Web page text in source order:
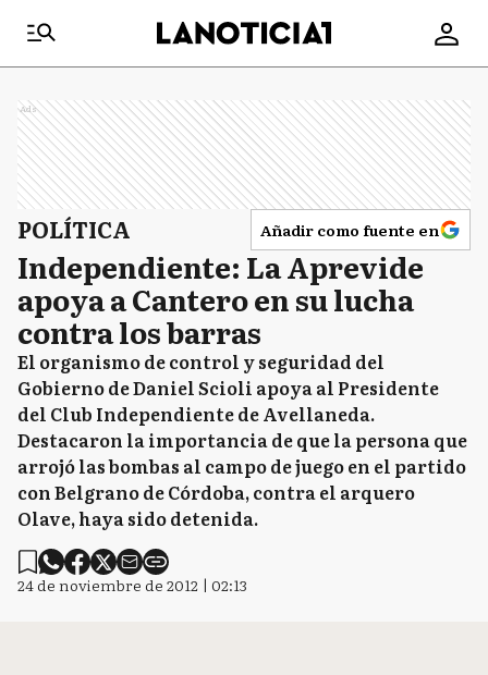
Ads
POLÍTICA Añadir como fuente en
Independiente: La Aprevide
apoya a Cantero en su lucha
contra los barras
El organismo de control y seguridad del
Gobierno de Daniel Scioli apoya al Presidente
del Club Independiente de Avellaneda.
Destacaron la importancia de que la persona que
arrojó las bombas al campo de juego en el partido
con Belgrano de Córdoba, contra el arquero
Olave, haya sido detenida.
24 de noviembre de 2012 | 02:13